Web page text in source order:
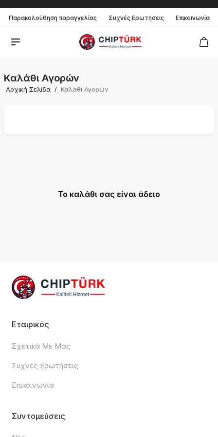
Παρακολούθηση παραγγελίας Συχνές Ερωτήσεις Επικοινωνία
Καλάθι Αγορών
Αρχική Σελίδα / Καλάθι Αγορών
Το καλάθι σας είναι άδειο
Εταιρικός
Σχετικά Με Μας
Συχνές Ερωτήσεις
Επικοινωνία
Συντομεύσεις